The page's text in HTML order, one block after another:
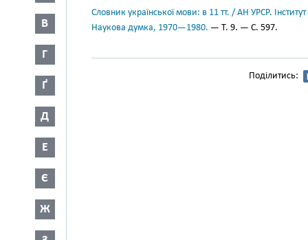
В
Г
Ґ
Д
Е
Є
Ж
Словник української мови: в 11 тт. / АН УРСР.
Наукова думка, 1970—1980. — Т. 9. — С. 597.
Поділитись: